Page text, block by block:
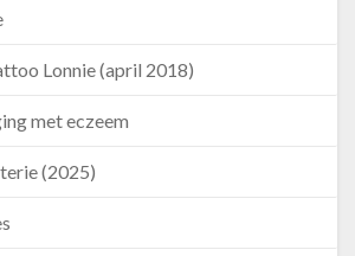
Lonnie (april 2018)
met eczeem
(2025)